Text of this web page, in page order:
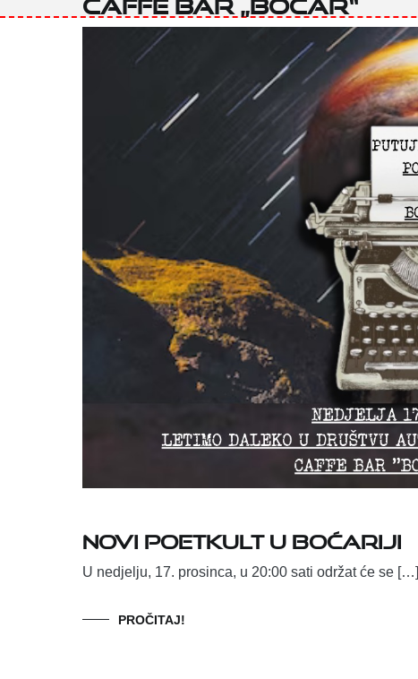
Novi Poetkult u Boćariji
U nedjelju, 17. prosinca, u 20:00 sati održat će se […]
PROČITAJ!